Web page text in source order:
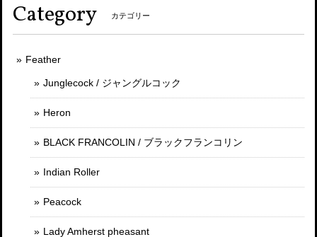
Category カテゴリー
Feather
Junglecock / ジャングルコック
Heron
BLACK FRANCOLIN / ブラックフランコリン
Indian Roller
Peacock
Lady Amherst pheasant